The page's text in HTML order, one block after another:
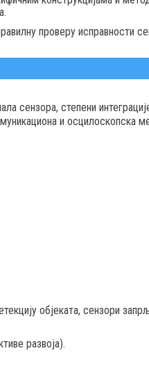
проверу исправности
сензора, степени
и осцилоскопска
објеката, сензори
развоја).